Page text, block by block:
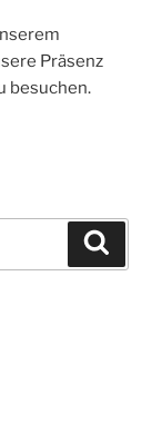
Präsenz
besuchen.